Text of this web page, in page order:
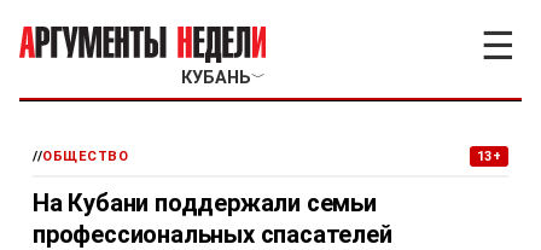
КУБАНЬ﹀
☰
//ОБЩЕСТВО 13+
На Кубани поддержали семьи
профессиональных спасателей